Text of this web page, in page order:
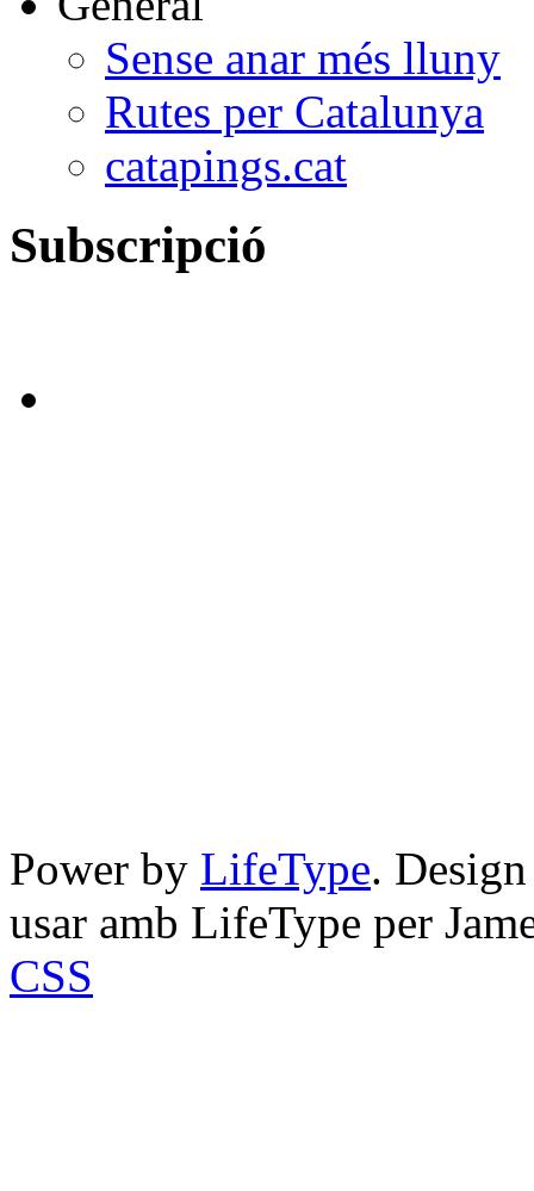
Sense anar més lluny
Rutes per Catalunya
catapings.cat
Subscripció
Power by LifeType.
usar amb LifeType per
CSS